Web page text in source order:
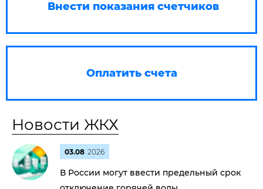
Внести показания счетчиков
Оплатить счета
Новости ЖКХ
03.08 2026
В России могут ввести предельный срок